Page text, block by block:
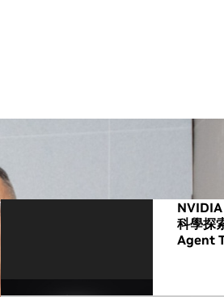
All NVIDIA News
科學探
Agent